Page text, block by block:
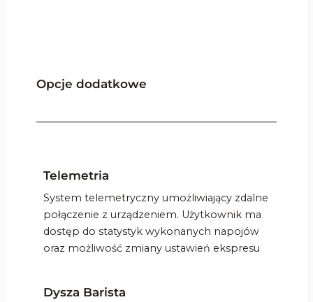
Opcje dodatkowe
Telemetria
System telemetryczny umożliwiający zdalne
połączenie z urządzeniem. Użytkownik ma
dostęp do statystyk wykonanych napojów
oraz możliwość zmiany ustawień ekspresu
Dysza Barista